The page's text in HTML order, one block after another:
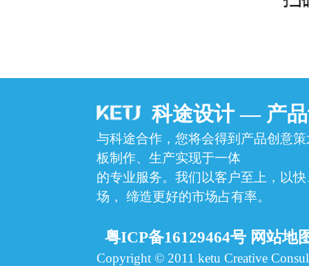
科途设计 — 产
与科途合作，您将会得到产品创意
板制作、生产实现于一体
的专业服务。我们以客户至上，以
场，
缔造更好的市场占有率。
粤ICP备16129464号 网站地
Copyright © 2011 ketu Creative